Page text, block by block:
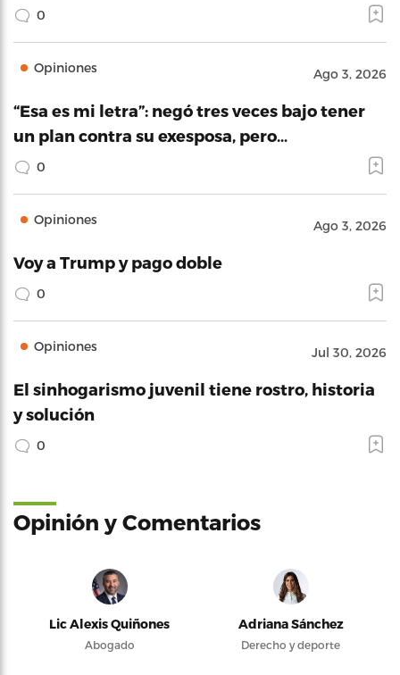
0
Opiniones Ago 3, 2026
“Esa es mi letra”: negó tres veces bajo tener
un plan contra su exesposa, pero…
0
Opiniones Ago 3, 2026
Voy a Trump y pago doble
0
Opiniones Jul 30, 2026
El sinhogarismo juvenil tiene rostro, historia
y solución
0
Opinión y Comentarios
Lic Alexis Quiñones
Abogado
Adriana Sánchez
Derecho y deporte